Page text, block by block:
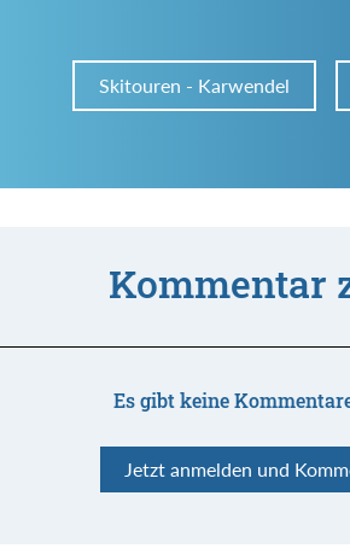
Skitouren - Karwendel
Kommentar
Es gibt keine
Jetzt anmelden und